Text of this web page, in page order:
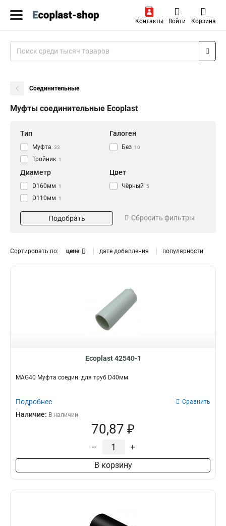
Контакты Войти Корзина
Соединительные
Муфты соединительные Ecoplast
Тип
Муфта 33
Тройник 1
Галоген
Без 10
Диаметр
D160мм 1
D110мм 1
D90мм 1
D75мм 1
Цвет
Чёрный 5
Подобрать Сбросить фильтры
Сортировать по: цене дате добавления популярности
Ecoplast 42540-1
MAG40 Муфта соедин. для труб D40мм
Подробнее Сравнить
Наличие: В наличии
70,87 ₽
– +
В корзину